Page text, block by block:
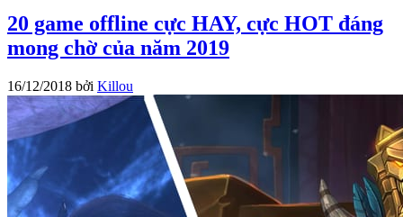
20 game offline cực HAY, cực HOT đáng
mong chờ của năm 2019
16/12/2018 bởi Killou